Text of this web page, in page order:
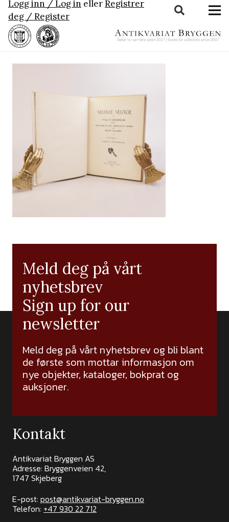
Logg inn / Log in ellerRegistrer
deg / Register
Meld deg på vårt
nyhetsbrev
Sign up for our
newsletter
Meld deg på vårt nyhetsbrev og bli blant
de første som mottar informasjon om
nye objekter, kataloger, bokprat og
auksjoner.
Kontakt
Antikvariat Bryggen AS
Adresse: Bryggenveien 42,
1747 Skjeberg
E-post: post@antikvariat-bryggen.no
Telefon: +47 930 22 712